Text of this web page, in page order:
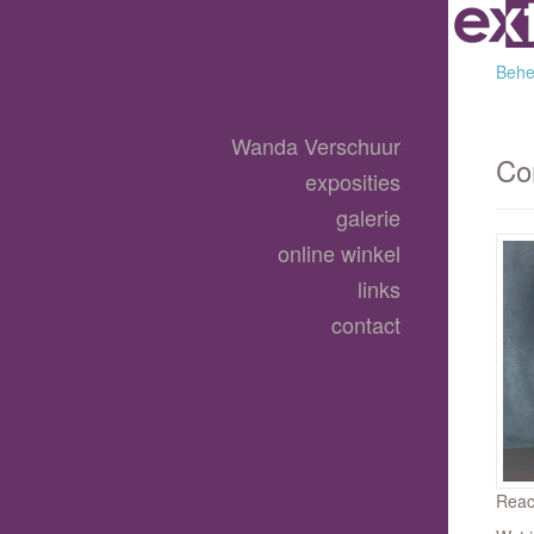
Wanda Verschuur
exposities
galerie
online winkel
links
contact